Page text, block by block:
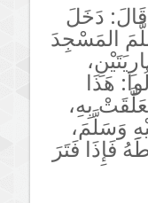
دَخَلَ
المَسْجِدَ
هَذَا
بِهِ،
وَسَلَّمَ،
فَإِذَا فَتَرَ